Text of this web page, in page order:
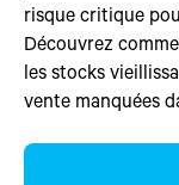
risque critique
Découvrez
les stocks
vente manquées